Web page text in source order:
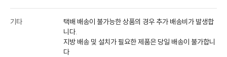
기타
택배 배송이 불가능한 상품의 경우 추가 배송비가 발생합
니다.
지방 배송 및 설치가 필요한 제품은 당일 배송이 불가합니
다